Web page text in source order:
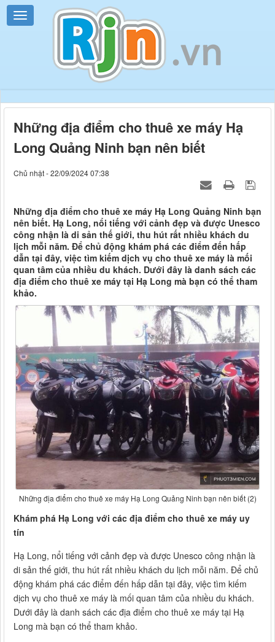
Những địa điểm cho thuê xe máy Hạ
Long Quảng Ninh bạn nên biết
Chủ nhật - 22/09/2024 07:38
Những địa điểm cho thuê xe máy Hạ Long Quảng Ninh bạn
nên biết. Hạ Long, nổi tiếng với cảnh đẹp và được Unesco
công nhận là di sản thế giới, thu hút rất nhiều khách du
lịch mỗi năm. Để chủ động khám phá các điểm đến hấp
dẫn tại đây, việc tìm kiếm dịch vụ cho thuê xe máy là mối
quan tâm của nhiều du khách. Dưới đây là danh sách các
địa điểm cho thuê xe máy tại Hạ Long mà bạn có thể tham
khảo.
Những địa điểm cho thuê xe máy Hạ Long Quảng Ninh bạn nên biết (2)
Khám phá Hạ Long với các địa điểm cho thuê xe máy uy
tín
Hạ Long, nổi tiếng với cảnh đẹp và được Unesco công nhận là
di sản thế giới, thu hút rất nhiều khách du lịch mỗi năm. Để chủ
động khám phá các điểm đến hấp dẫn tại đây, việc tìm kiếm
dịch vụ cho thuê xe máy là mối quan tâm của nhiều du khách.
Dưới đây là danh sách các địa điểm cho thuê xe máy tại Hạ
Long mà bạn có thể tham khảo.